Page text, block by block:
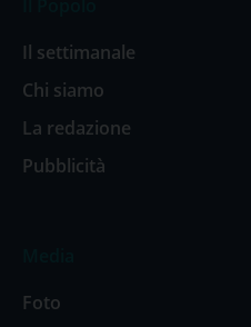
Il settimanale
Chi siamo
La redazione
Pubblicità
Foto